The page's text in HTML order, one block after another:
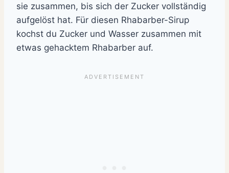
sie zusammen, bis sich der Zucker vollständig
aufgelöst hat. Für diesen Rhabarber-Sirup
kochst du Zucker und Wasser zusammen mit
etwas gehacktem Rhabarber auf.